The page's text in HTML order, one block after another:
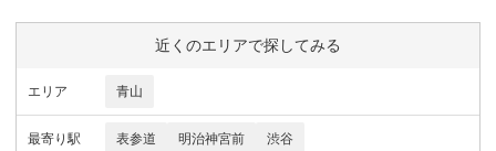
近くのエリアで探してみる
エリア 青山
最寄り駅 表参道 明治神宮前 渋谷